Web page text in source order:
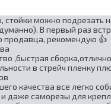
стойки можно подрезать
В первый раз
продавца, рекомендую 👍
,быстрая
в стрейч пленку
качества все легко
даже саморезы для